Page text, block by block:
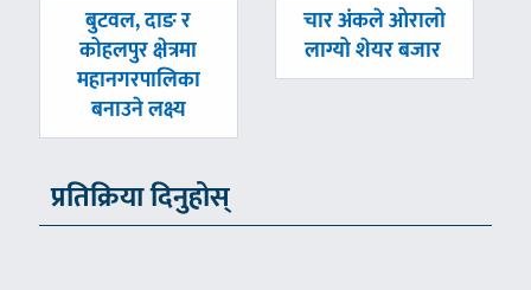
पछिल्लाे
-
बुटवल, दाङ र
कोहलपुर क्षेत्रमा
महानगरपालिका
बनाउने लक्ष्य
अघिल्लाे
-
चार अंकले ओरालो
लाग्यो शेयर बजार
प्रतिक्रिया दिनुहोस्